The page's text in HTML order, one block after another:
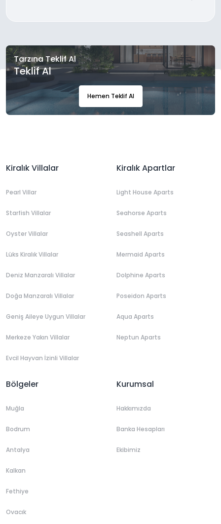
Tarzına Teklif Al
Teklif Al
Hemen Teklif Al
Kiralık Villalar
Pearl Villar
Starfish Villalar
Oyster Villalar
Lüks Kiralık Villalar
Deniz Manzaralı Villalar
Doğa Manzaralı Villalar
Geniş Aileye Uygun Villalar
Merkeze Yakın Villalar
Evcil Hayvan İzinli Villalar
Kiralık Apartlar
Light House Aparts
Seahorse Aparts
Seashell Aparts
Mermaid Aparts
Dolphine Aparts
Poseidon Aparts
Aqua Aparts
Neptun Aparts
Bölgeler
Muğla
Bodrum
Antalya
Kalkan
Fethiye
Ovacık
Kurumsal
Hakkımızda
Banka Hesapları
Ekibimiz